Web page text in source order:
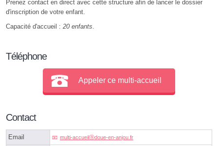
Prenez contact en direct avec cette structure afin de lancer le dossier
d'inscription de votre enfant.
Capacité d'accueil : 20 enfants
Téléphone
Appeler ce multi-accueil
Contact
Email multi-accueilⓐdoue-en-anjou.fr